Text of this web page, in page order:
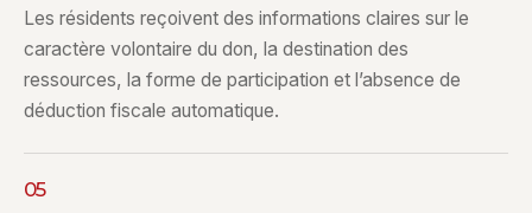
Les résidents reçoivent des informations claires sur le
caractère volontaire du don, la destination des
ressources, la forme de participation et l’absence de
déduction fiscale automatique.
05